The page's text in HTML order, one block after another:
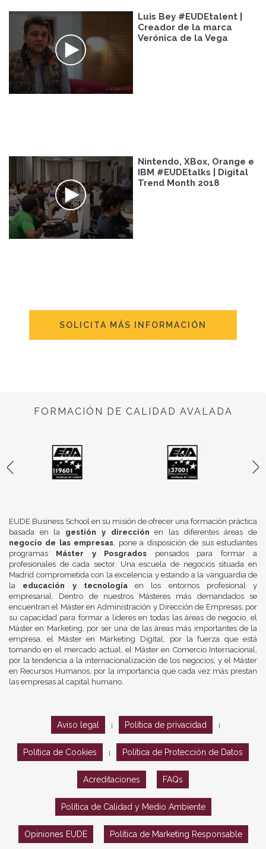
Luis Bey #EUDEtalent |
Creador de la marca
Verónica de la Vega
Nintendo, XBox, Orange e
IBM #EUDEtalks | Digital
Trend Month 2018
SOLICITA MÁS INFORMACIÓN
FORMACIÓN DE CALIDAD AVALADA
EUDE Business School en su misión de ofrecer una formación práctica
basada en la gestión y dirección en las diferentes áreas de
negocio de las empresas, pone a disposición de sus estudiantes
programas Máster y Posgrados pensados para formar a
profesionales de cada sector. Una escuela de negocios situada en
Madrid comprometida con la excelencia y estando a la vanguardia de
la educación y tecnologíaen los entornos profesional y
empresarial. Dentro de nuestros Másteres más demandados se
encuentran el Máster en Administración y Dirección de Empresas, por
su capacidad para formar a líderes en todas las áreas de negocio, el
Máster en Marketing, por ser una de las áreas más importantes de la
empresa, el Máster en Marketing Digital, por la fuerza que está
tomando en el mercado actual, el Máster en Comercio Internacional,
por la tendencia a la internacionalización de los negocios, y el Máster
en Recursos Humanos, por la importancia que cada vez más prestan
las empresas al capital humano.
Aviso legal Política de privacidad
Política de Cookies Política de Protección de Datos
Acreditaciones FAQs
Política de Calidad y Medio Ambiente
Opiniones EUDE Política de Marketing Responsable